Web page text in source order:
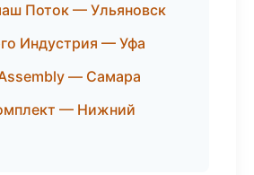
Поток — Ульяновск
Индустрия — Уфа
— Самара
— Нижний